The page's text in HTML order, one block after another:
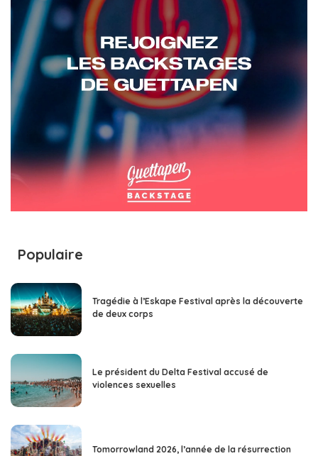
Populaire
Tragédie à l’Eskape Festival après la découverte
de deux corps
Le président du Delta Festival accusé de
violences sexuelles
Tomorrowland 2026, l’année de la résurrection